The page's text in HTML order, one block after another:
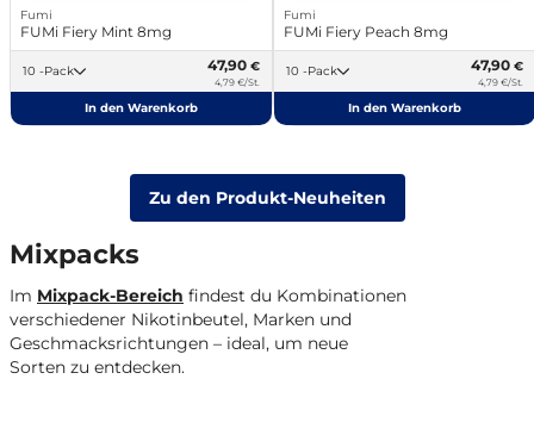
Fumi
FUMi Fiery Mint 8mg
10 -Pack 47,90 €
4,79 €/St.
In den Warenkorb
Fumi
FUMi Fiery Peach 8mg
10 -Pack 47,90 €
4,79 €/St.
In den Warenkorb
Zu den Produkt-Neuheiten
Mixpacks
Im Mixpack-Bereich findest du Kombinationen
verschiedener Nikotinbeutel, Marken und
Geschmacksrichtungen – ideal, um neue
Sorten zu entdecken.